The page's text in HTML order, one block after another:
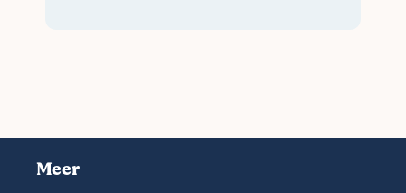
Meer